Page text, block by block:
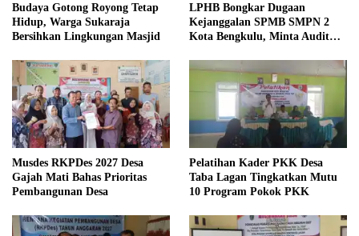
Budaya Gotong Royong Tetap
Hidup, Warga Sukaraja
Bersihkan Lingkungan Masjid
LPHB Bongkar Dugaan
Kejanggalan SPMB SMPN 2
Kota Bengkulu, Minta Audit
Musdes RKPDes 2027 Desa
Gajah Mati Bahas Prioritas
Pembangunan Desa
Pelatihan Kader PKK Desa
Taba Lagan Tingkatkan Mutu
10 Program Pokok PKK